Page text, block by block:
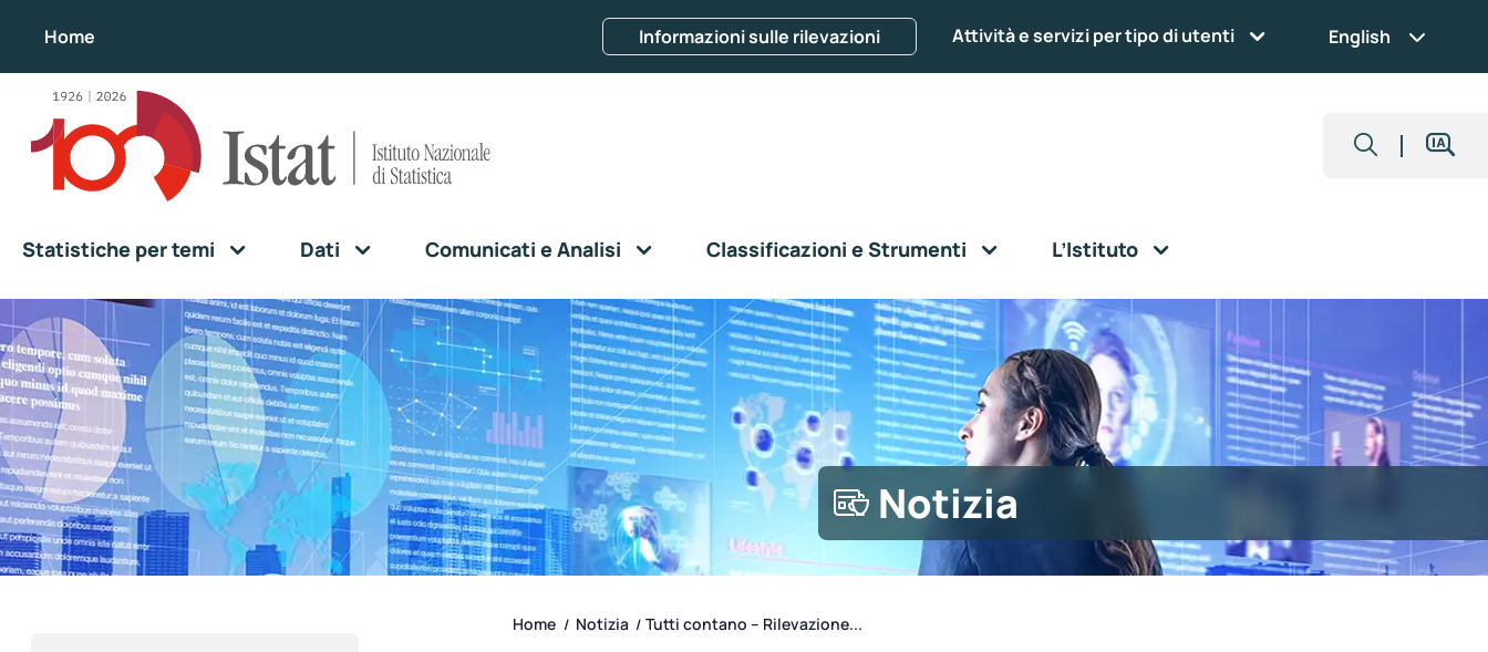
Home Informazioni sulle rilevazioni Attività e servizi per tipo di utenti English
Statistiche per temi Dati Comunicati e Analisi Classificazioni e Strumenti L’Istituto
Notizia
Home / Notizia / Tutti contano – Rilevazione...